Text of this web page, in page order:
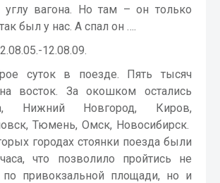
углу вагона. Но там – он только
был у нас. А спал он ….
12.08.09.
суток в поезде. Пять тысяч
восток. За окошком остались
Нижний Новгород, Киров,
Тюмень, Омск, Новосибирск.
городах стоянки поезда были
что позволило пройтись не
по привокзальной площади, но и